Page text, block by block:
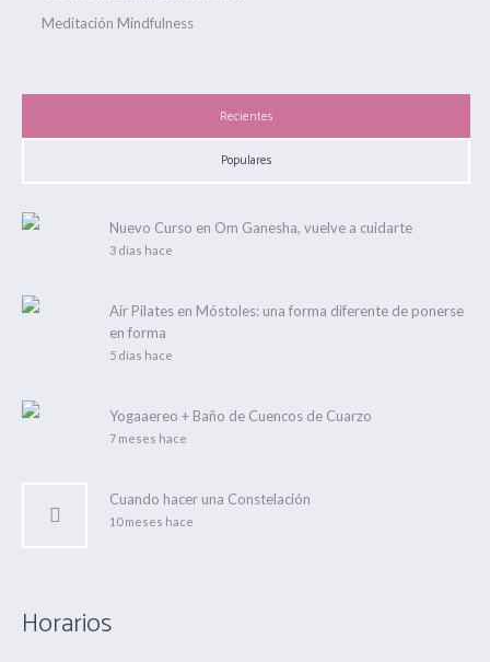
Meditación Mindfulness
Recientes
Populares
Nuevo Curso en Om Ganesha, vuelve a cuidarte
3 días hace
Air Pilates en Móstoles: una forma diferente de ponerse
en forma
5 días hace
Yogaaereo + Baño de Cuencos de Cuarzo
7 meses hace
Cuando hacer una Constelación
10 meses hace
Horarios